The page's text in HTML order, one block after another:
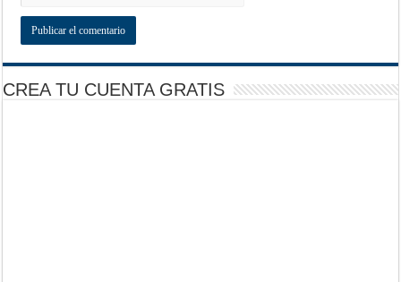
CREA TU CUENTA GRATIS